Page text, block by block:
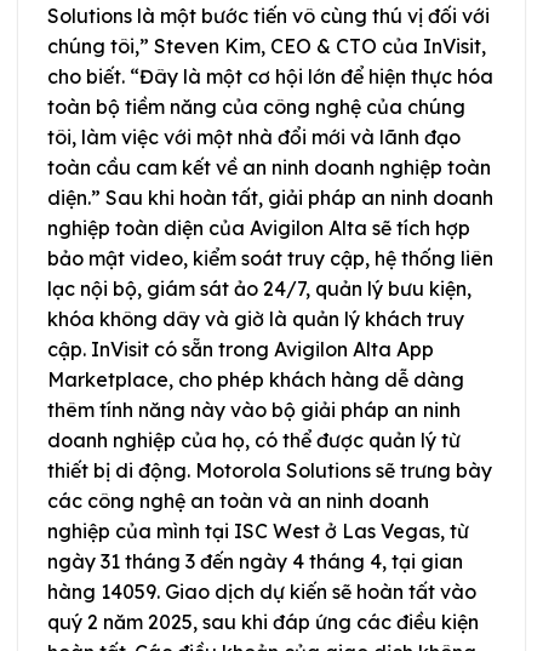
Solutions là một bước tiến vô cùng thú vị đối với
chúng tôi,” Steven Kim, CEO & CTO của InVisit,
cho biết. “Đây là một cơ hội lớn để hiện thực hóa
toàn bộ tiềm năng của công nghệ của chúng
tôi, làm việc với một nhà đổi mới và lãnh đạo
toàn cầu cam kết về an ninh doanh nghiệp toàn
diện.” Sau khi hoàn tất, giải pháp an ninh doanh
nghiệp toàn diện của Avigilon Alta sẽ tích hợp
bảo mật video, kiểm soát truy cập, hệ thống liên
lạc nội bộ, giám sát ảo 24/7, quản lý bưu kiện,
khóa không dây và giờ là quản lý khách truy
cập. InVisit có sẵn trong Avigilon Alta App
Marketplace, cho phép khách hàng dễ dàng
thêm tính năng này vào bộ giải pháp an ninh
doanh nghiệp của họ, có thể được quản lý từ
thiết bị di động. Motorola Solutions sẽ trưng bày
các công nghệ an toàn và an ninh doanh
nghiệp của mình tại ISC West ở Las Vegas, từ
ngày 31 tháng 3 đến ngày 4 tháng 4, tại gian
hàng 14059. Giao dịch dự kiến sẽ hoàn tất vào
quý 2 năm 2025, sau khi đáp ứng các điều kiện